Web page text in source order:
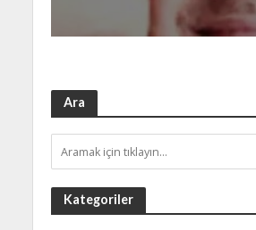
Ara
Kategoriler